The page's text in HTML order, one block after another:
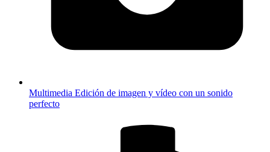
Multimedia Edición de imagen y vídeo con un sonido
perfecto